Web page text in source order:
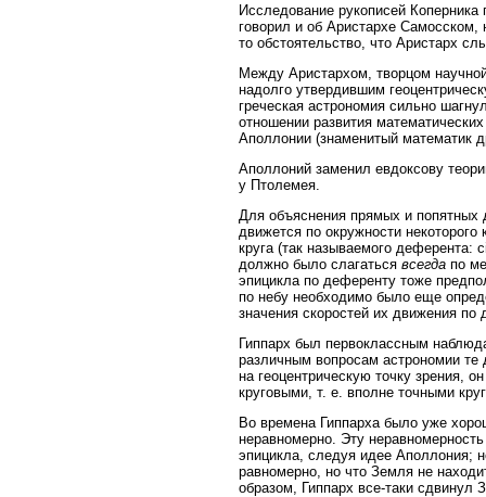
Исследование рукописей
говорил и об Аристархе
то обстоятельство, что Аристарх
Между Аристархом, творцом
надолго утвердившим
греческая астрономия сильно
отношении развития
Аполлонии (знаменитый математик
Аполлоний заменил евдоксову
у Птолемея.
Для объяснения прямых и попятных
движется по окружности некоторого
круга (так называемого
должно было слагаться всегда по
эпицикла по деференту тоже
по небу необходимо было еще
значения скоростей их движения
Гиппарх был первоклассным
различным вопросам астрономии те
на геоцентрическую точку зрения,
круговыми, т. е. вполне точными
Во времена Гиппарха было уже
неравномерно. Эту
эпицикла, следуя идее Аполлония;
равномерно, но что Земля не
образом, Гиппарх все-таки